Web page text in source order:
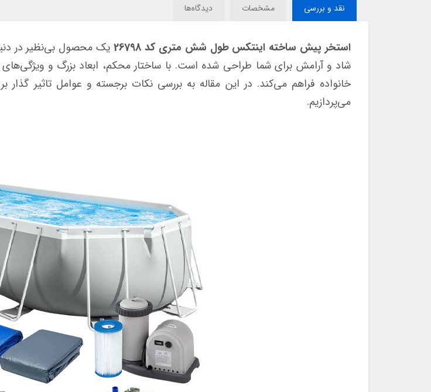
نقد و بررسی مشخصات دیدگاه‌ها
استخر پیش ساخته اینتکس طول شش متری کد 26798 یک محصول بی‌نظیر در
شاد و آرامش برای شما طراحی شده است. با ساختار محکم، ابعاد بزرگ و
می‌پردازیم.